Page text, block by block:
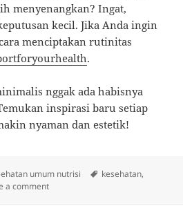
menyenangkan? Ingat,
kecil. Jika Anda ingin
menciptakan rutinitas
.
nggak ada habisnya
inspirasi baru setiap
nyaman dan estetik!
umum nutrisi Tags
kesehatan,
a commenton Hidup Sehat Tanpa Stress: